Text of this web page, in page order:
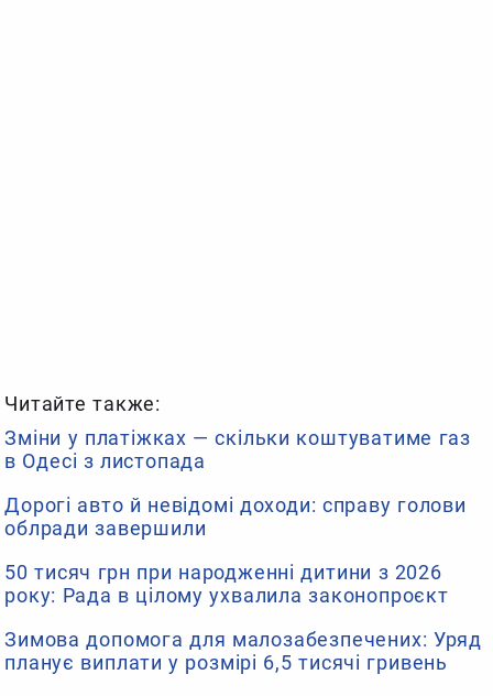
Читайте также:
Зміни у платіжках — скільки коштуватиме газ
в Одесі з листопада
Дорогі авто й невідомі доходи: справу голови
облради завершили
50 тисяч грн при народженні дитини з 2026
року: Рада в цілому ухвалила законопроєкт
Зимова допомога для малозабезпечених: Уряд
планує виплати у розмірі 6,5 тисячі гривень